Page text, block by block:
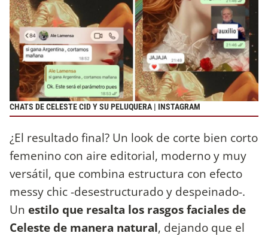
CHATS DE CELESTE CID Y SU PELUQUERA | INSTAGRAM
¿El resultado final? Un look de corte bien corto
femenino con aire editorial, moderno y muy
versátil, que combina estructura con efecto
messy chic -desestructurado y despeinado-.
Un estilo que resalta los rasgos faciales de
Celeste de manera natural, dejando que el